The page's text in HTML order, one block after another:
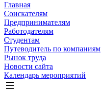
Главная
Соискателям
Предпринимателям
Работодателям
Студентам
Путеводитель по компаниям
Рынок труда
Новости сайта
Календарь мероприятий